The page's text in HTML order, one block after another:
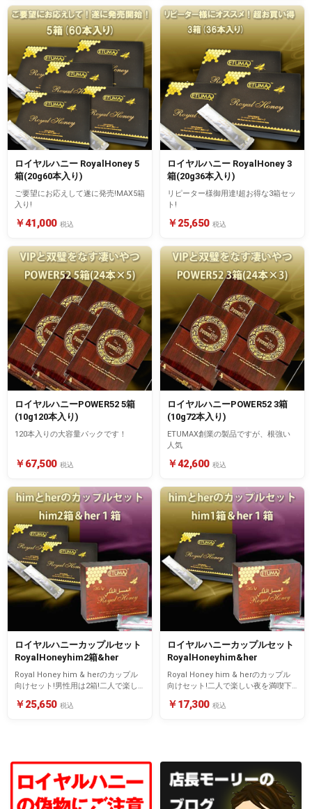
ロイヤルハニー RoyalHoney 5
箱(20g60本入り)
ご要望にお応えして遂に発売!MAX5箱
入り!
￥41,000 税込
ロイヤルハニー RoyalHoney 3
箱(20g36本入り)
リピーター様御用達!超お得な3箱セッ
ト!
￥25,650 税込
ロイヤルハニーPOWER52 5箱
(10g120本入り)
120本入りの大容量パックです！
￥67,500 税込
ロイヤルハニーPOWER52 3箱
(10g72本入り)
ETUMAX創業の製品ですが、根強い
人気
￥42,600 税込
ロイヤルハニーカップルセット
RoyalHoneyhim2箱&her
Royal Honey him & herのカップル
向けセット!男性用は2箱!二人で楽し
￥25,650 税込
ロイヤルハニーカップルセット
RoyalHoneyhim&her
Royal Honey him & herのカップル
向けセット!二人で楽しい夜を満喫下
￥17,300 税込